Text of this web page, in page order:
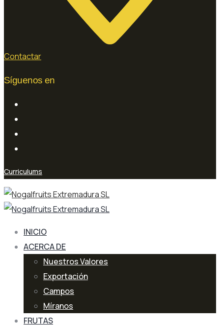
Contactar
Síguenos en
Curriculums
INICIO
ACERCA DE
Nuestros Valores
Exportación
Campos
Míranos
FRUTAS